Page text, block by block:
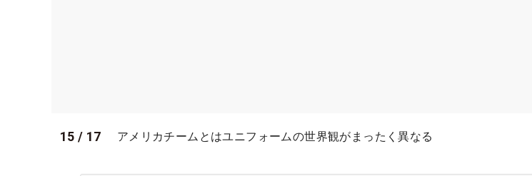
15 / 17 アメリカチームとはユニフォームの世界観がまったく異なる